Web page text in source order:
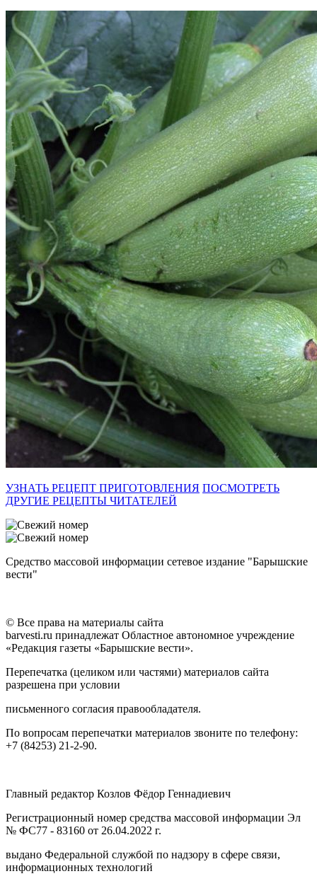
УЗНАТЬ РЕЦЕПТ ПРИГОТОВЛЕНИЯ ПОСМОТРЕТЬ
ДРУГИЕ РЕЦЕПТЫ ЧИТАТЕЛЕЙ
Средство массовой информации сетевое издание "Барышские
вести"
© Все права на материалы сайта
barvesti.ru принадлежат Областное автономное учреждение
«Редакция газеты «Барышские вести».
Перепечатка (целиком или частями) материалов сайта
разрешена при условии
письменного согласия правообладателя.
По вопросам перепечатки материалов звоните по телефону:
+7 (84253) 21-2-90.
Главный редактор Козлов Фёдор Геннадиевич
Регистрационный номер средства массовой информации Эл
№ ФС77 - 83160 от 26.04.2022 г.
выдано Федеральной службой по надзору в сфере связи,
информационных технологий